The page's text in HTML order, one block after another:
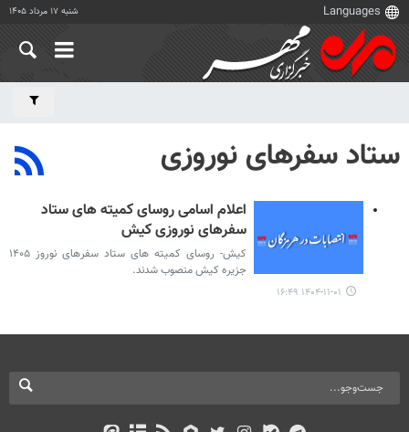
شنبه ۱۷ مرداد ۱۴۰۵
ستاد سفرهای نوروزی
اعلام اسامی روسای کمیته های ستاد
سفرهای نوروزی کیش
کیش- روسای کمیته های ستاد سفرهای نوروز ۱۴۰۵
جزیره کیش منصوب شدند.
۱۴۰۴-۱۱-۰۱ ۱۶:۴۹